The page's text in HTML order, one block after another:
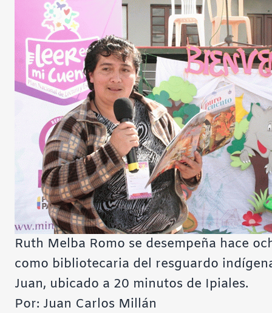
Ruth Melba Romo se desempeña hace
como bibliotecaria del resguardo
Juan, ubicado a 20 minutos de Ipiales.
Por: Juan Carlos Millán